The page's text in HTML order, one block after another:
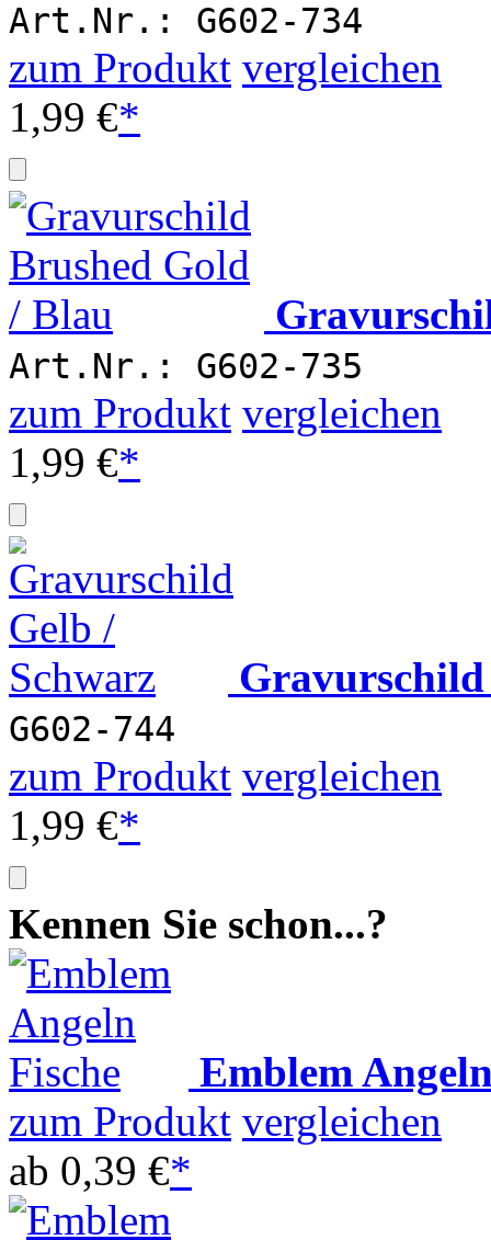
Art.Nr.: G602-734
zum Produkt vergleichen
1,99 €*
Art.Nr.: G602-735
zum Produkt vergleichen
1,99 €*
G602-744
zum Produkt vergleichen
1,99 €*
Kennen Sie schon...?
Emblem
zum Produkt vergleichen
ab 0,39 €*